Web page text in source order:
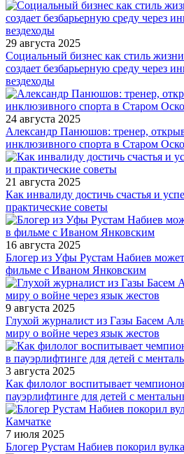
29 августа 2025
Социальный бизнес как стиль
создает безбарьерную среду через
вездеходы
24 августа 2025
Александр Панюшов: тренер,
инклюзивного спорта в Старом
21 августа 2025
Как инвалиду достичь счастья и
практические советы
16 августа 2025
Блогер из Уфы Рустам Набиев
фильме с Иваном Янковским
9 августа 2025
Глухой журналист из Газы Басем
миру о войне через язык жестов
3 августа 2025
Как филолог воспитывает
пауэрлифтинге для детей с
7 июля 2025
Блогер Рустам Набиев покорил